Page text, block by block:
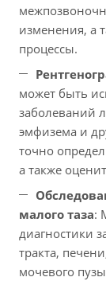
изменения, а
процессы.
может быть
заболеваний
эмфизема и
точно
а также
малого таза:
диагностики
тракта,
мочевого